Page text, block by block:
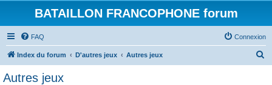
BATAILLON FRANCOPHONE forum
FAQ Connexion
Index du forum D'autres jeux Autres jeux
Autres jeux